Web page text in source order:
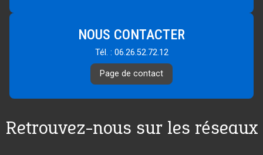
NOUS CONTACTER
Tél. : 06.26.52.72.12
Page de contact
Retrouvez-nous sur les réseaux